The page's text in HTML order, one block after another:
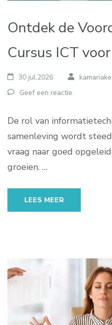
Ontdek de
Cursus ICT
30 jul,2026
Geef een reactie
De rol van
samenleving wordt
vraag naar goed
groeien. …
LEES MEER